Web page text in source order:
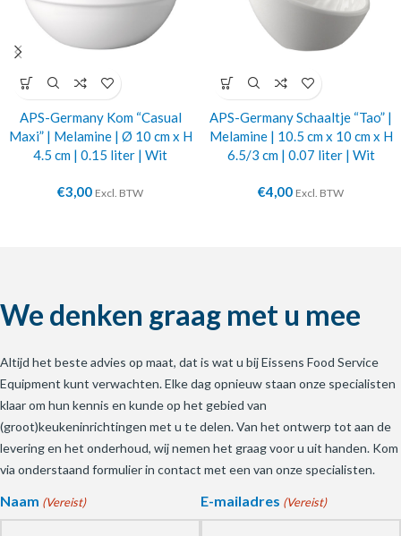
APS-Germany Kom “Casual
Maxi” | Melamine | Ø 10 cm x H
4.5 cm | 0.15 liter | Wit
€3,00 Excl. BTW
APS-Germany Schaaltje “Tao” |
Melamine | 10.5 cm x 10 cm x H
6.5/3 cm | 0.07 liter | Wit
€4,00 Excl. BTW
We denken graag met u mee
Altijd het beste advies op maat, dat is wat u bij Eissens Food Service
Equipment kunt verwachten. Elke dag opnieuw staan onze specialisten
klaar om hun kennis en kunde op het gebied van
(groot)keukeninrichtingen met u te delen. Van het ontwerp tot aan de
levering en het onderhoud, wij nemen het graag voor u uit handen. Kom
via onderstaand formulier in contact met een van onze specialisten.
Naam (Vereist) E-mailadres (Vereist)